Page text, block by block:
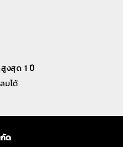
งสุด 1 ปี
มได้
ด